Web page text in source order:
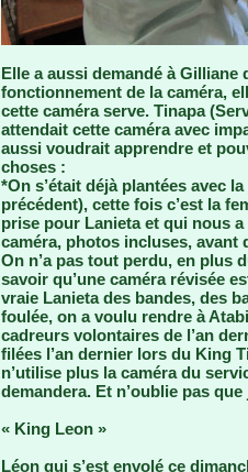
Elle a aussi demandé à
fonctionnement de la caméra,
cette caméra serve. Tinapa
attendait cette caméra avec
aussi voudrait apprendre et
choses :
*On s’était déjà plantées avec
précédent), cette fois c’est la
prise pour Lanieta et qui nous
caméra, photos incluses, avant
On n’a pas tout perdu, en plus
savoir qu’une caméra révisée
vraie Lanieta des bandes, des
foulée, on a voulu rendre à
cadreurs volontaires de l’an
filées l’an dernier lors du King
n’utilise plus la caméra du
demandera. Et n’oublie pas
« King Leon »
Léon qui s’est envolé ce